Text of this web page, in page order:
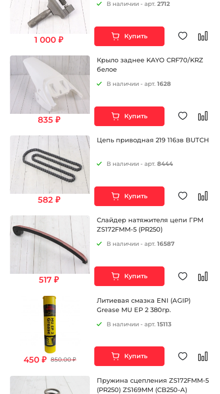
1 000 ₽
В наличии - арт.2712
Купить
835 ₽
Крыло заднее KAYO CRF70/KRZ
белое
В наличии - арт.1628
Купить
582 ₽
Цепь приводная 219 116зв BUTCH
В наличии - арт.8444
Купить
517 ₽
Слайдер натяжителя цепи ГРМ
ZS172FMM-5 (PR250)
В наличии - арт.16587
Купить
450 ₽ 850.00 ₽
Литиевая смазка ENI (AGIP)
Grease MU EP 2 380гр.
В наличии - арт.15113
Купить
Пружина сцепления ZS172FMM-5
(PR250) ZS169MM (CB250-A)